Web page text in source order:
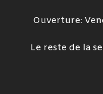
Ouverture:
Le reste de la